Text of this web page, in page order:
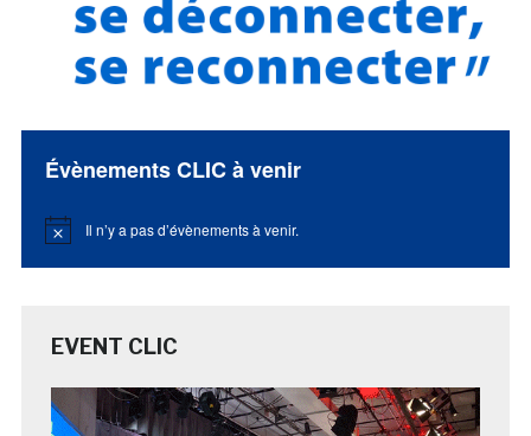
Évènements CLIC à venir
Notice Il n’y a pas d’évènements à venir.
EVENT CLIC